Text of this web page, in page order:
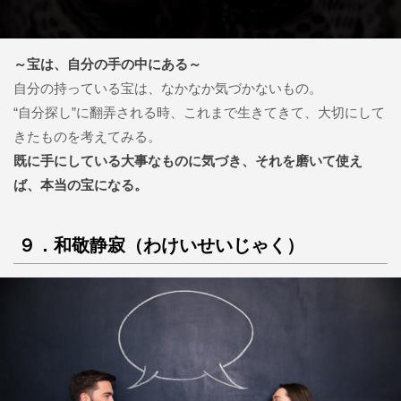
～宝は、自分の手の中にある～
自分の持っている宝は、なかなか気づかないもの。
“自分探し”に翻弄される時、これまで生きてきて、大切にして
きたものを考えてみる。
既に手にしている大事なものに気づき、それを磨いて使え
ば、本当の宝になる。
９．和敬静寂（わけいせいじゃく）